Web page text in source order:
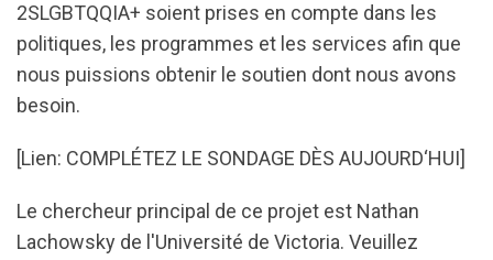
2SLGBTQQIA+ soient prises en compte dans les
politiques, les programmes et les services afin que
nous puissions obtenir le soutien dont nous avons
besoin.
[Lien: COMPLÉTEZ LE SONDAGE DÈS AUJOURD‘HUI]
Le chercheur principal de ce projet est Nathan
Lachowsky de l'Université de Victoria. Veuillez